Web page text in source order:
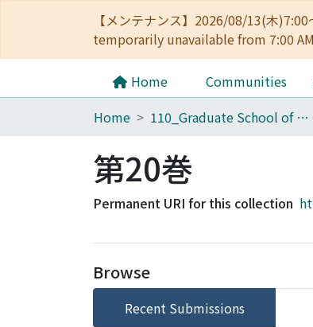
【メンテナンス】2026/08/13(木
temporarily unavailable from 7:00
Home Communities
Home
110_Graduate School of Human and Environmental Studies
第20巻
Permanent URI for this collection
Browse
Recent Submissions